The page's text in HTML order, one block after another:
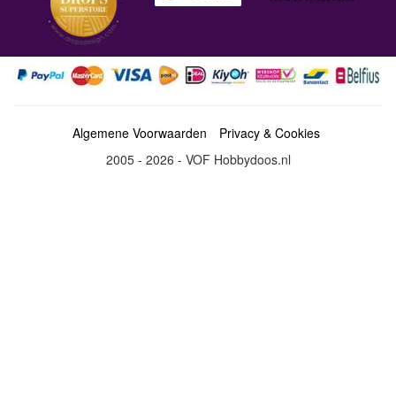
Algemene Voorwaarden
Privacy & Cookies
2005 - 2026 - VOF Hobbydoos.nl